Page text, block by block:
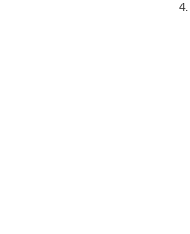
4.